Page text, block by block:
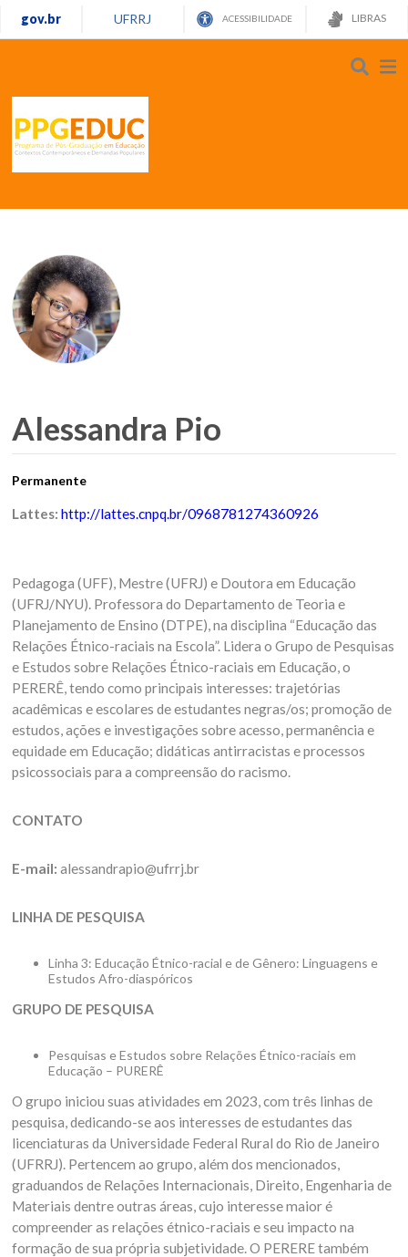
gov.br UFRRJ ACESSIBILIDADE LIBRAS
Alessandra Pio
Permanente
Lattes: http://lattes.cnpq.br/0968781274360926
Pedagoga (UFF), Mestre (UFRJ) e Doutora em Educação
(UFRJ/NYU). Professora do Departamento de Teoria e
Planejamento de Ensino (DTPE), na disciplina “Educação das
Relações Étnico-raciais na Escola”. Lidera o Grupo de Pesquisas
e Estudos sobre Relações Étnico-raciais em Educação, o
PERERÊ, tendo como principais interesses: trajetórias
acadêmicas e escolares de estudantes negras/os; promoção de
estudos, ações e investigações sobre acesso, permanência e
equidade em Educação; didáticas antirracistas e processos
psicossociais para a compreensão do racismo.
CONTATO
E-mail: alessandrapio@ufrrj.br
LINHA DE PESQUISA
Linha 3: Educação Étnico-racial e de Gênero: Linguagens e
Estudos Afro-diaspóricos
GRUPO DE PESQUISA
Pesquisas e Estudos sobre Relações Étnico-raciais em
Educação – PURERÊ
O grupo iniciou suas atividades em 2023, com três linhas de
pesquisa, dedicando-se aos interesses de estudantes das
licenciaturas da Universidade Federal Rural do Rio de Janeiro
(UFRRJ). Pertencem ao grupo, além dos mencionados,
graduandos de Relações Internacionais, Direito, Engenharia de
Materiais dentre outras áreas, cujo interesse maior é
compreender as relações étnico-raciais e seu impacto na
formação de sua própria subjetividade. O PERERE também